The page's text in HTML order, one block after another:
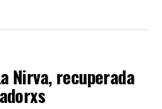
Nirva, recuperada